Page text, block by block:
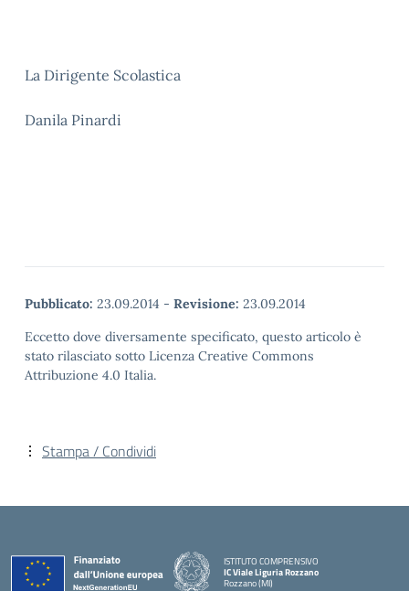
La Dirigente Scolastica
Danila Pinardi
Pubblicato: 23.09.2014 - Revisione: 23.09.2014
Eccetto dove diversamente specificato, questo articolo è
stato rilasciato sotto Licenza Creative Commons
Attribuzione 4.0 Italia.
Stampa / Condividi
ISTITUTO COMPRENSIVO
IC Viale Liguria Rozzano
Rozzano (MI)